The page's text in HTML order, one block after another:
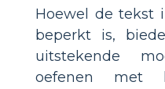
Hoewel de tekst
beperkt is,
uitstekende
oefenen met